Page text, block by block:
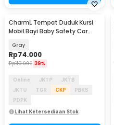
CharmL Tempat Duduk Kursi
Mobil Bayi Baby Safety Car
Gray
Rp74.000
Rp119.900 39%
Online JKTP
JKTB
JKTU
TGR CKP
PBKS
PDPK
Lihat Ketersediaan Stok